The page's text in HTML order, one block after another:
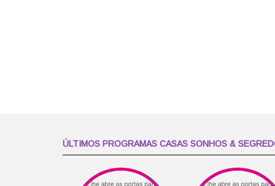
ÚLTIMOS PROGRAMAS CASAS SONHOS &